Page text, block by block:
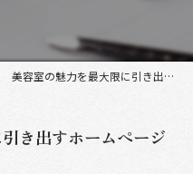
美容室の魅力を最大限に引き出すホームページ作成術
き出すホームページ